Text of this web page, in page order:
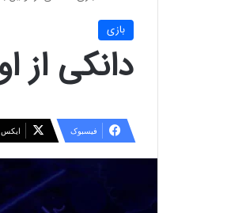
بازی
دانکی از
فیسبوک ایکس